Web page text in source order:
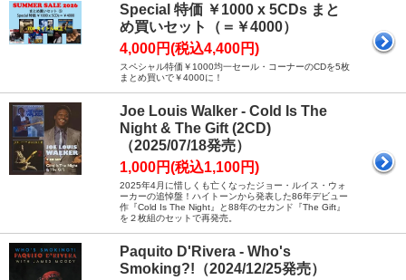
Special 特価 ￥1000 x 5CDs まと
め買いセット（＝￥4000）
4,000円(税込4,400円)
スペシャル特価￥1000均一セール・コーナーのCDを5枚
まとめ買いで￥4000に！
Joe Louis Walker - Cold Is The
Night & The Gift (2CD)
（2025/07/18発売）
1,000円(税込1,100円)
2025年4月に惜しくも亡くなったジョー・ルイス・ウォ
ーカーの追悼盤！ハイトーンから発表した86年デビュー
作『Cold Is The Night』と88年のセカンド『The Gift』
を２枚組のセットで再発売。
Paquito D'Rivera - Who's
Smoking?!（2024/12/25発売）